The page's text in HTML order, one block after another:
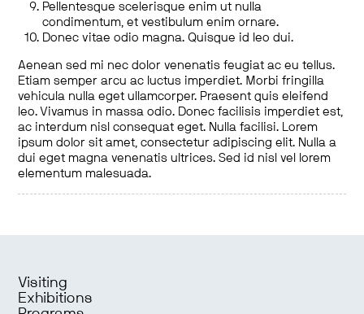
Pellentesque scelerisque enim ut nulla
condimentum, et vestibulum enim ornare.
Donec vitae odio magna. Quisque id leo dui.
Aenean sed mi nec dolor venenatis feugiat ac eu tellus.
Etiam semper arcu ac luctus imperdiet. Morbi fringilla
vehicula nulla eget ullamcorper. Praesent quis eleifend
leo. Vivamus in massa odio. Donec facilisis imperdiet est,
ac interdum nisl consequat eget. Nulla facilisi. Lorem
ipsum dolor sit amet, consectetur adipiscing elit. Nulla a
dui eget magna venenatis ultrices. Sed id nisl vel lorem
elementum malesuada.
Visiting
Exhibitions